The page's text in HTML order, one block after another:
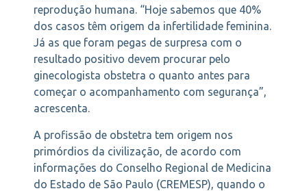
reprodução humana. “Hoje sabemos que 40%
dos casos têm origem da infertilidade feminina.
Já as que foram pegas de surpresa com o
resultado positivo devem procurar pelo
ginecologista obstetra o quanto antes para
começar o acompanhamento com segurança”,
acrescenta.
A profissão de obstetra tem origem nos
primórdios da civilização, de acordo com
informações do Conselho Regional de Medicina
do Estado de São Paulo (CREMESP), quando o